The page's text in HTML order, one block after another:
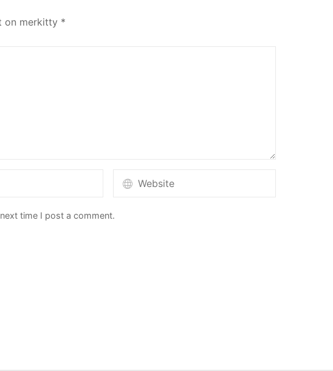
on merkitty *
time I post a comment.